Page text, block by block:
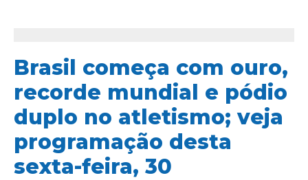
Brasil começa com ouro,
recorde mundial e pódio
duplo no atletismo; veja
programação desta
sexta-feira, 30